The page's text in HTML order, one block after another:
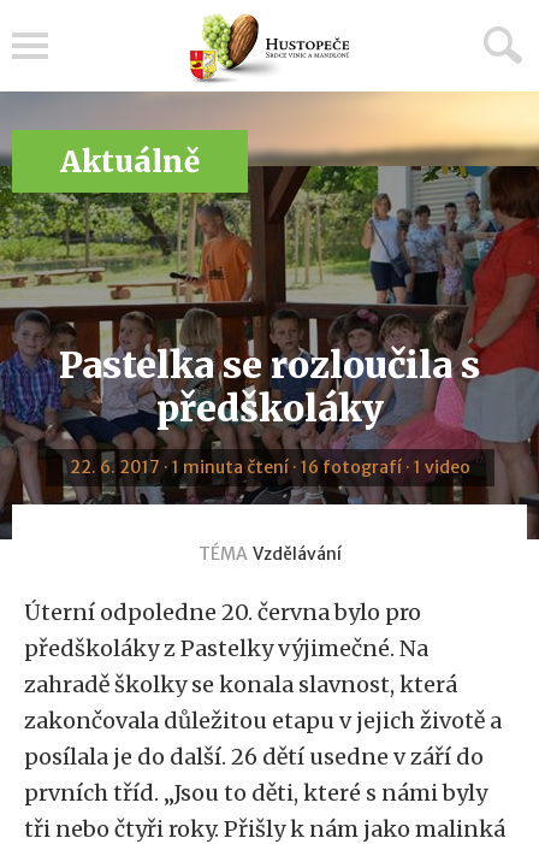
Aktuálně
Pastelka se rozloučila s
předškoláky
22. 6. 2017 · 1 minuta čtení · 16 fotografí · 1 video
TÉMA Vzdělávání
Úterní odpoledne 20. června bylo pro
předškoláky z Pastelky výjimečné. Na
zahradě školky se konala slavnost, která
zakončovala důležitou etapu v jejich životě a
posílala je do další. 26 dětí usedne v září do
prvních tříd. „Jsou to děti, které s námi byly
tři nebo čtyři roky. Přišly k nám jako malinká